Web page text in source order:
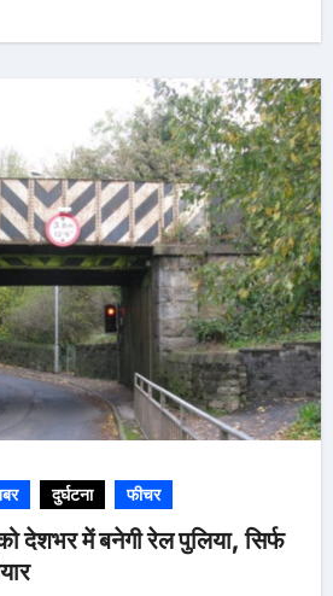
दुर्घटना फीचर
देशभर में बनेगी रेल पुलिया, सिर्फ